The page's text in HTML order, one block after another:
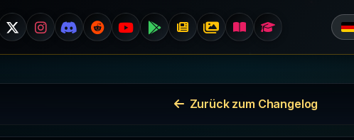
Zurück zum Changelog